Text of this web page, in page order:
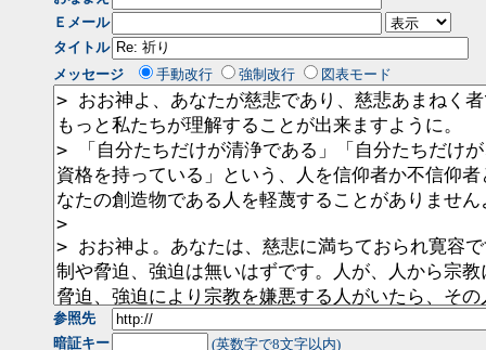
Ｅメール
タイトル
メッセージ
手動改行 強制改行 図表モード
参照先
暗証キー
(英数字で8文字以内)